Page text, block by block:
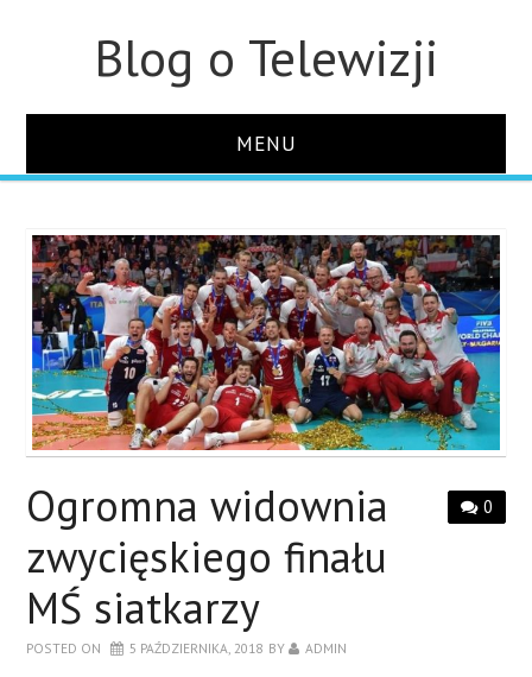
Blog o Telewizji
MENU
O STRONIE
KONTAKT
0
Ogromna widownia
zwycięskiego finału
MŚ siatkarzy
POSTED ON 5 PAŹDZIERNIKA, 2018 BY ADMIN